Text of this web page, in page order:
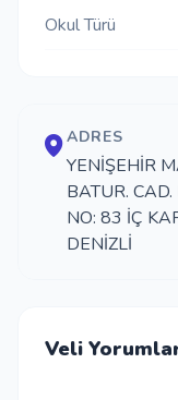
Okul Türü
ADRES
YENİŞEHİR
BATUR.
NO: 83 İÇ
DENİZLİ
Veli